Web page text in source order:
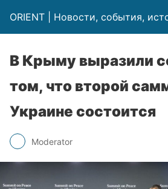
ORIENT | Новости, события,
В Крыму выразили
том, что второй
Украине состоится
Moderator